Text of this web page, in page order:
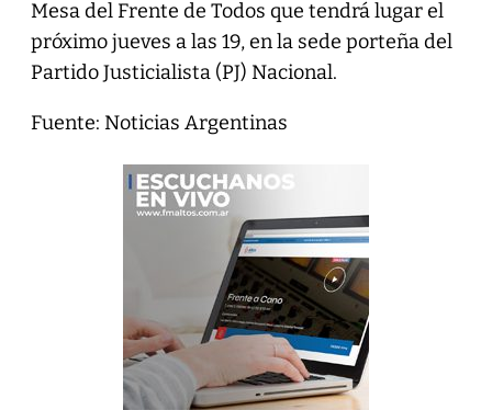
Mesa del Frente de Todos que tendrá lugar el
próximo jueves a las 19, en la sede porteña del
Partido Justicialista (PJ) Nacional.
Fuente: Noticias Argentinas